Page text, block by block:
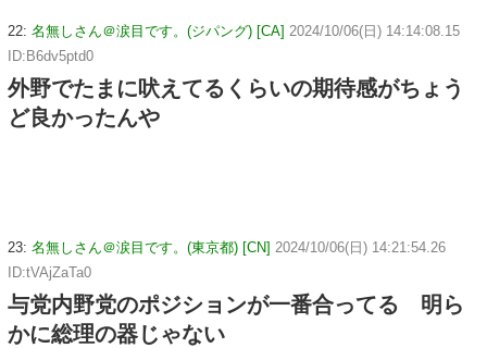
22: 名無しさん＠涙目です。(ジパング) [CA] 2024/10/06(日) 14:14:08.15
ID:B6dv5ptd0
外野でたまに吠えてるくらいの期待感がちょう
ど良かったんや
23: 名無しさん＠涙目です。(東京都) [CN] 2024/10/06(日) 14:21:54.26
ID:tVAjZaTa0
与党内野党のポジションが一番合ってる 明ら
かに総理の器じゃない